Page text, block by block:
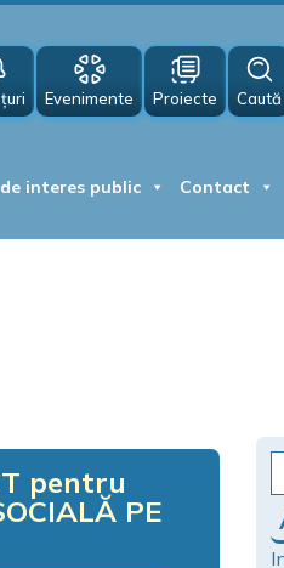
Evenimente Proiecte Caută
interes public Contact
pentru
PE